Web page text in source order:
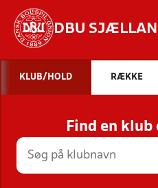
DBU
STILLINGER,
KLUB/HOLD RÆKKE
Find en